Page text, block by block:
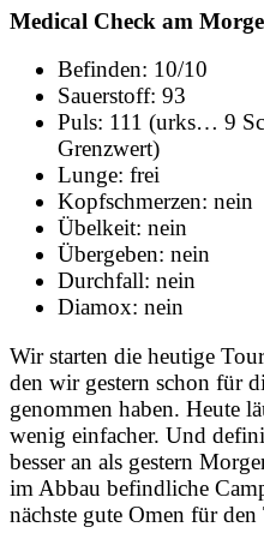
Medical Check am
Befinden: 10/10
Sauerstoff: 93
Puls: 111 (urks… 9
Grenzwert)
Lunge: frei
Kopfschmerzen: nein
Übelkeit: nein
Übergeben: nein
Durchfall: nein
Diamox: nein
Wir starten die heutige
den wir gestern schon für
genommen haben. Heute
wenig einfacher. Und
besser an als gestern
im Abbau befindliche
nächste gute Omen für den